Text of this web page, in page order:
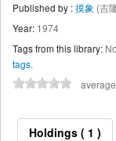
Published by :摸象 (吉
Year: 1974
Tags from this library:
tags.
Holdings ( 1 )